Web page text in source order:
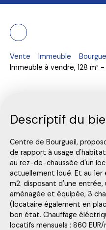
Vente Immeuble
Immeuble à vendre, 128 m²
Descriptif du
Centre de Bourgueil,
de rapport à usage
au rez-de-chaussée d'un
actuellement loué. Et au
m2. disposant d'une entrée,
aménagée et équipée, 3
(locataire également en
bon état. Chauffage
locatifs mensuels : 860